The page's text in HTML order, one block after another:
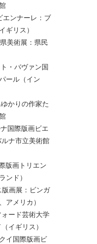
エンナーレ：ブ
ギリス）
美術展：県民
・バヴァン国
ール（イン
かりの作家た
国際版画ビエ
ルナ市立美術館
画トリエン
ンド）
画展：ビンガ
アメリカ）
ォード芸術大学
イギリス）
国際版画ビ